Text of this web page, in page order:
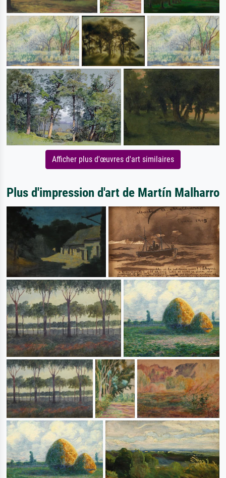
Afficher plus d'œuvres d'art similaires
Plus d'impression d'art de Martín Malharro